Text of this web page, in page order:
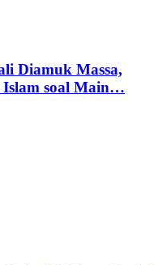
Diamuk Massa,
Islam soal Main…